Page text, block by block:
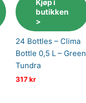
Kjøp i
butikken
>
24 Bottles – Clima
Bottle 0,5 L – Green
Tundra
317kr